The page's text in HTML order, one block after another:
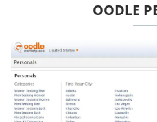
OODLE